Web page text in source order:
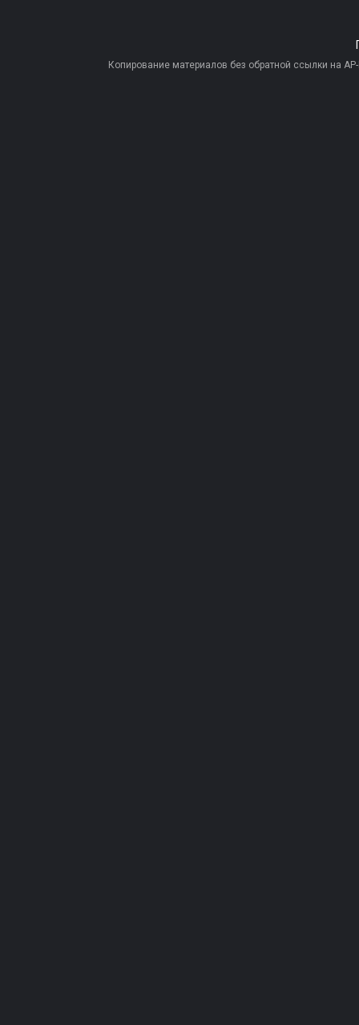
Копирование материалов без обратной ссылки на